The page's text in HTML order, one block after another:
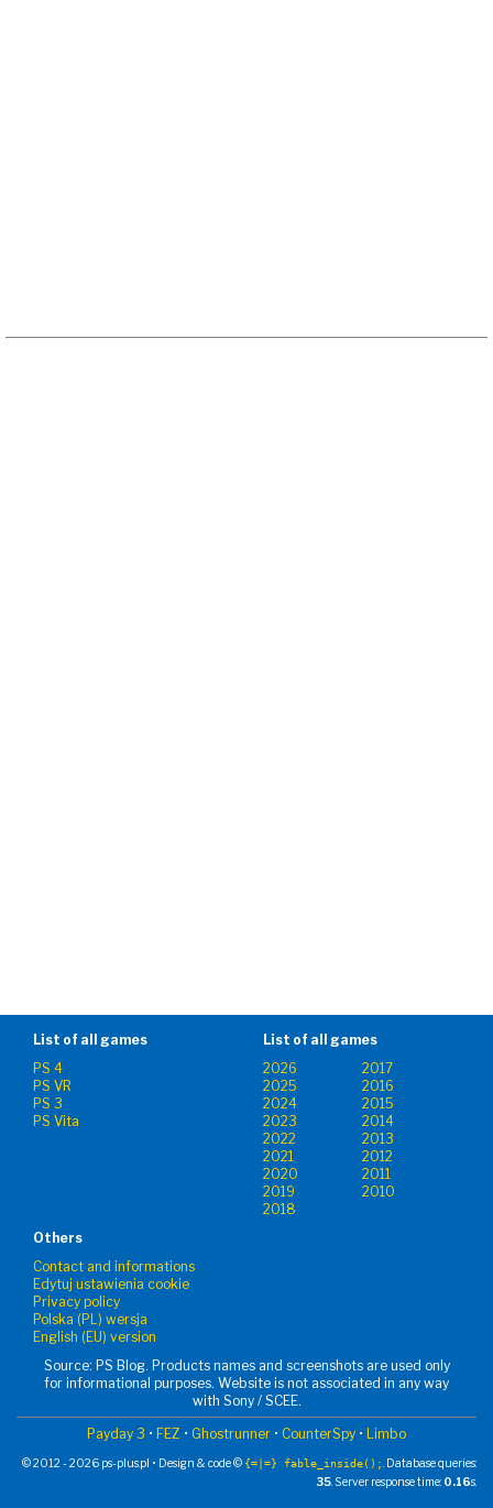
List of all games
PS 4
PS VR
PS 3
PS Vita
List of all games
2026
2017
2025
2016
2024
2015
2023
2014
2022
2013
2021
2012
2020
2011
2019
2010
2018
Others
Contact and informations
Edytuj ustawienia cookie
Privacy policy
Polska (PL) wersja
English (EU) version
Source: PS Blog. Products names and screenshots are used only
for informational purposes. Website is not associated in any way
with Sony / SCEE.
Payday 3 • FEZ • Ghostrunner • CounterSpy • Limbo
© 2012 - 2026 ps-plus.pl • Design & code © {=|=} fable_inside();. Database queries:
35. Server response time: 0.16s.